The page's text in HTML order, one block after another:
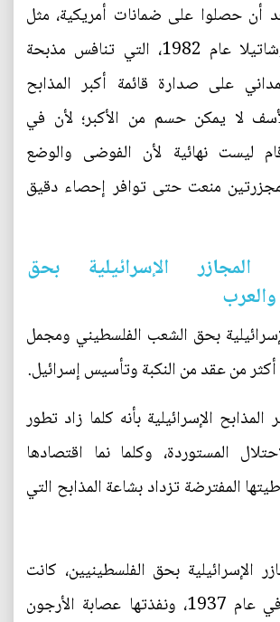
أن حصلوا على ضمانات أمريكية، مثل
مذبحة صابرا وشاتيلا عام 1982، التي تنافس مذبحة
على صدارة قائمة أكبر المذابح
لا يمكن حسم من الأكبر؛ لأن في
ليست نهائية لأن الفوضى والوضع
منعت حتى توافر إحصاء دقيق
الإسرائيلية بحق
بحق الشعب الفلسطيني ومجمل
من عقد من النكبة وتأسيس إسرائيل.
الإسرائيلية بأنه كلما زاد تطور
المستوردة، وكلما نما اقتصادها
المفترضة تزداد بشاعة المذابح التي
الإسرائيلية بحق الفلسطينيين، كانت
مجزرة القدس في عام 1937، ونفذتها عصابة الأرجون